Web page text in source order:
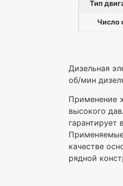
Тип
Число
Дизельная
об/мин
Применение
высокого
гарантирует
качестве
рядной